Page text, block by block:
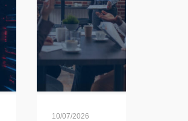
10/07/2026